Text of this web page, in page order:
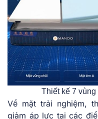
Thiết kế 7
Về mặt trải nghiệm,
giảm áp lực tại các